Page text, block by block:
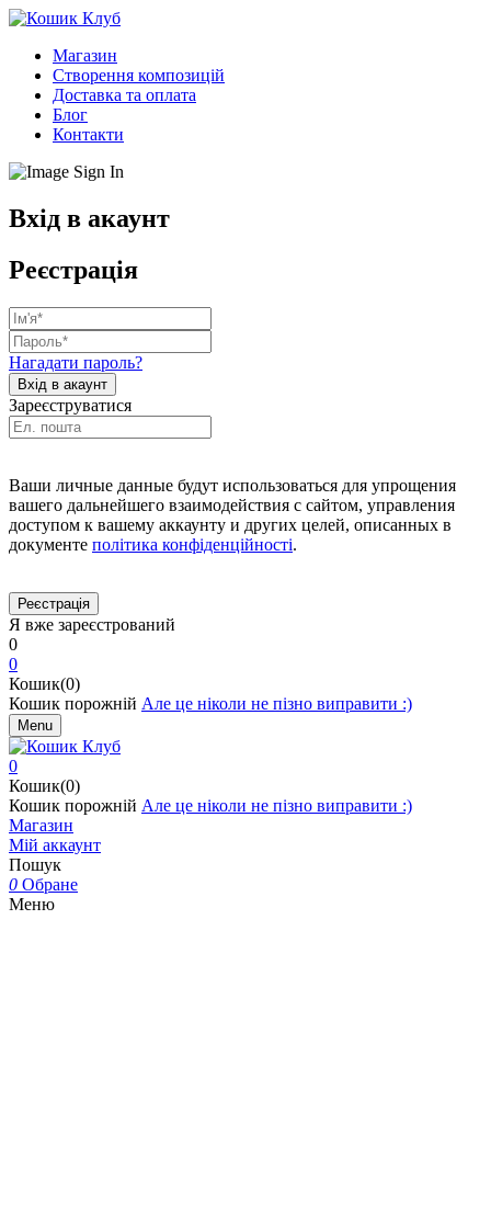
Магазин
Створення композицій
Доставка та оплата
Блог
Контакти
Вхід в акаунт
Реєстрація
Нагадати пароль?
Зареєструватися
Ваши личные данные будут использоваться для упрощения
вашего дальнейшего взаимодействия с сайтом, управления
доступом к вашему аккаунту и других целей, описанных в
документе політика конфіденційності.
Я вже зареєстрований
0
0
Кошик(0)
Кошик порожній Але це ніколи не пізно виправити :)
Menu
0
Кошик(0)
Кошик порожній Але це ніколи не пізно виправити :)
Магазин
Мій аккаунт
Пошук
0 Обране
Меню